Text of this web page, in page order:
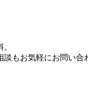
談もお気軽にお問い合